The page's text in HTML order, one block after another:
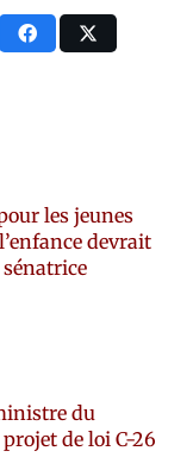
les jeunes
devrait
du
de loi C-26